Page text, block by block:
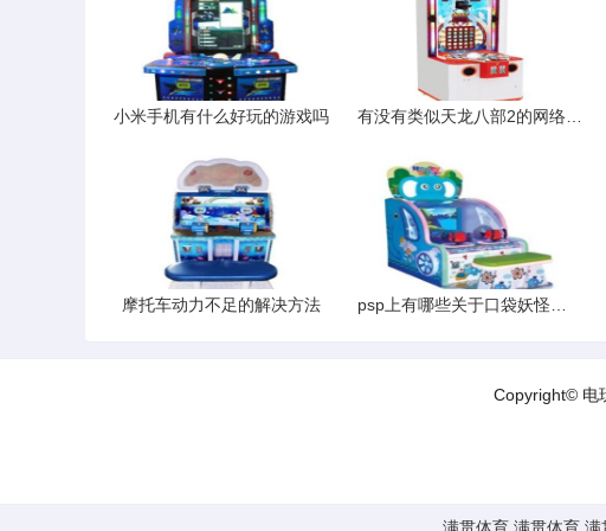
小米手机有什么好玩的游戏吗
摩托车动力不足的解决方法
Copyright© 电